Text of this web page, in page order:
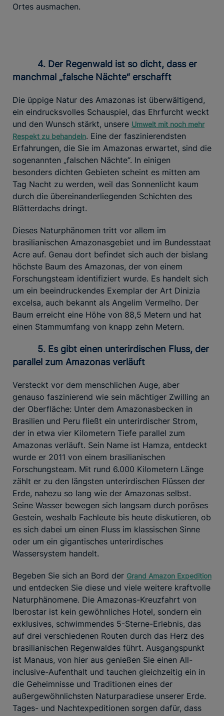
Ortes ausmachen.
4. Der Regenwald ist so dicht, dass er
manchmal „falsche Nächte“ erschafft
Die üppige Natur des Amazonas ist überwältigend,
ein eindrucksvolles Schauspiel, das Ehrfurcht weckt
und den Wunsch stärkt, unsere Umwelt mit noch mehr
Respekt zu behandeln. Eine der faszinierendsten
Erfahrungen, die Sie im Amazonas erwartet, sind die
sogenannten „falschen Nächte“. In einigen
besonders dichten Gebieten scheint es mitten am
Tag Nacht zu werden, weil das Sonnenlicht kaum
durch die übereinanderliegenden Schichten des
Blätterdachs dringt.
Dieses Naturphänomen tritt vor allem im
brasilianischen Amazonasgebiet und im Bundesstaat
Acre auf. Genau dort befindet sich auch der bislang
höchste Baum des Amazonas, der von einem
Forschungsteam identifiziert wurde. Es handelt sich
um ein beeindruckendes Exemplar der Art Dinizia
excelsa, auch bekannt als Angelim Vermelho. Der
Baum erreicht eine Höhe von 88,5 Metern und hat
einen Stammumfang von knapp zehn Metern.
5. Es gibt einen unterirdischen Fluss, der
parallel zum Amazonas verläuft
Versteckt vor dem menschlichen Auge, aber
genauso faszinierend wie sein mächtiger Zwilling an
der Oberfläche: Unter dem Amazonasbecken in
Brasilien und Peru fließt ein unterirdischer Strom,
der in etwa vier Kilometern Tiefe parallel zum
Amazonas verläuft. Sein Name ist Hamza, entdeckt
wurde er 2011 von einem brasilianischen
Forschungsteam. Mit rund 6.000 Kilometern Länge
zählt er zu den längsten unterirdischen Flüssen der
Erde, nahezu so lang wie der Amazonas selbst.
Seine Wasser bewegen sich langsam durch poröses
Gestein, weshalb Fachleute bis heute diskutieren, ob
es sich dabei um einen Fluss im klassischen Sinne
oder um ein gigantisches unterirdisches
Wassersystem handelt.
Begeben Sie sich an Bord der Grand Amazon Expedition
und entdecken Sie diese und viele weitere kraftvolle
Naturphänomene. Die Amazonas-Kreuzfahrt von
Iberostar ist kein gewöhnliches Hotel, sondern ein
exklusives, schwimmendes 5-Sterne-Erlebnis, das
auf drei verschiedenen Routen durch das Herz des
brasilianischen Regenwaldes führt. Ausgangspunkt
ist Manaus, von hier aus genießen Sie einen All-
inclusive-Aufenthalt und tauchen gleichzeitig ein in
die Geheimnisse und Traditionen eines der
außergewöhnlichsten Naturparadiese unserer Erde.
Tages- und Nachtexpeditionen sorgen dafür, dass